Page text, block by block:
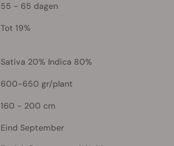
55 - 65 dagen
Tot 19%
Sativa 20% Indica 80%
600-650 gr/plant
160 - 200 cm
Eind September